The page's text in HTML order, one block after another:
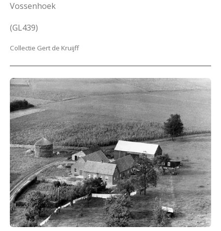
Vossenhoek
(GL439)
Collectie Gert de Kruijff